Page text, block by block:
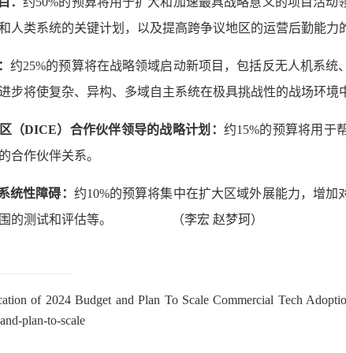
人类系统的关键计划，以及提高跨争议地区的运营后勤能力
约25%的预算将在战略领域启动新项目，包括反无人机系
步将使复杂、异构、多域自主系统在极具挑战性的战场环境
（DICE）合作伙伴领导的战略计划： 约15%的预算将用于
合作伙伴关系。
统性障碍： 约10%的预算将集中在扩大区域外展能力，增
范围的测试和评估等。 （李宏 赵梦珂）
of 2024 Budget and Plan To Scale Commercial Tech
plan-to-scale